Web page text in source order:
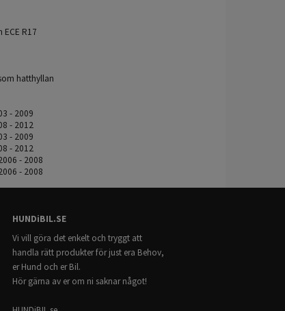
R17
hatthyllan
- 2009
- 2012
- 2009
- 2012
- 2008
- 2008
HUNDiBIL.SE
Vi vill göra det enkelt och tryggt att
handla rätt produkter för just era Behov,
er Hund och er Bil.
Hör gärna av er om ni saknar något!